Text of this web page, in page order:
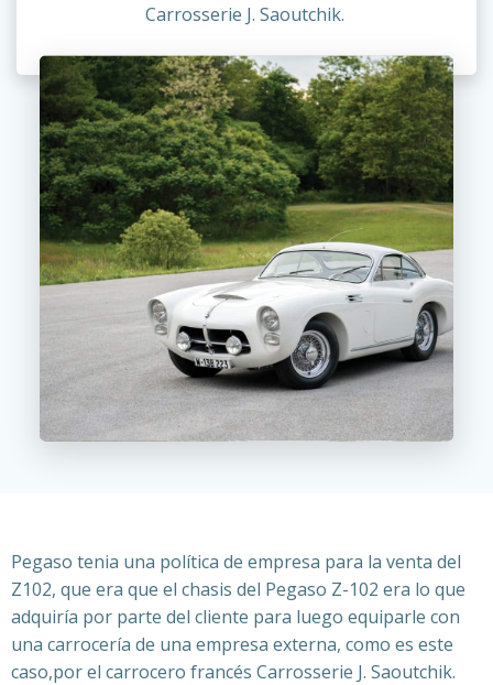
Carrosserie J. Saoutchik.
Pegaso tenia una política de empresa para la venta del
Z102, que era que el chasis del Pegaso Z-102 era lo que
adquiría por parte del cliente para luego equiparle con
una carrocería de una empresa externa, como es este
caso,por el carrocero francés Carrosserie J. Saoutchik.